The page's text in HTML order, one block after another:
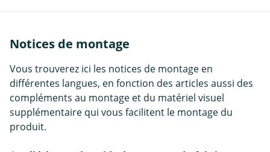
Notices de montage
Vous trouverez ici les notices de montage en
différentes langues, en fonction des articles aussi des
compléments au montage et du matériel visuel
supplémentaire qui vous facilitent le montage du
produit.